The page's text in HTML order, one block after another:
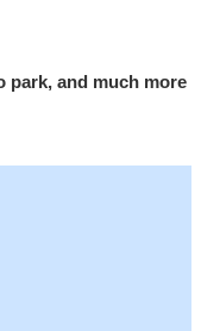
park, and much more